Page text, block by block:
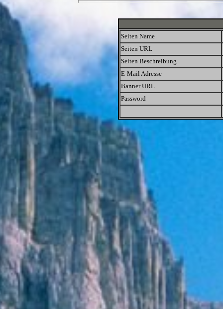
Seiten Name
Seiten URL
Seiten Beschreibung
E-Mail Adresse
Banner URL
Password